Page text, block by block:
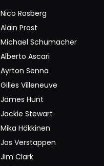
Nico Rosberg
Alain Prost
Michael Schumacher
Alberto Ascari
Ayrton Senna
Gilles Villeneuve
James Hunt
Jackie Stewart
Mika Häkkinen
Jos Verstappen
Jim Clark